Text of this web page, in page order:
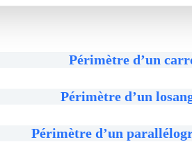
Périmètre d’un
Périmètre d’un
Périmètred’un